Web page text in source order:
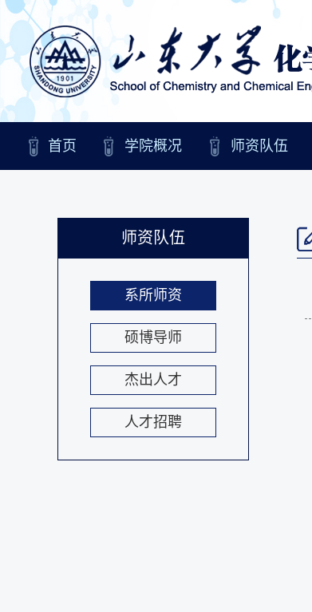
首页 学院概况 师资队伍
师资队伍
系所师资
硕博导师
杰出人才
人才招聘